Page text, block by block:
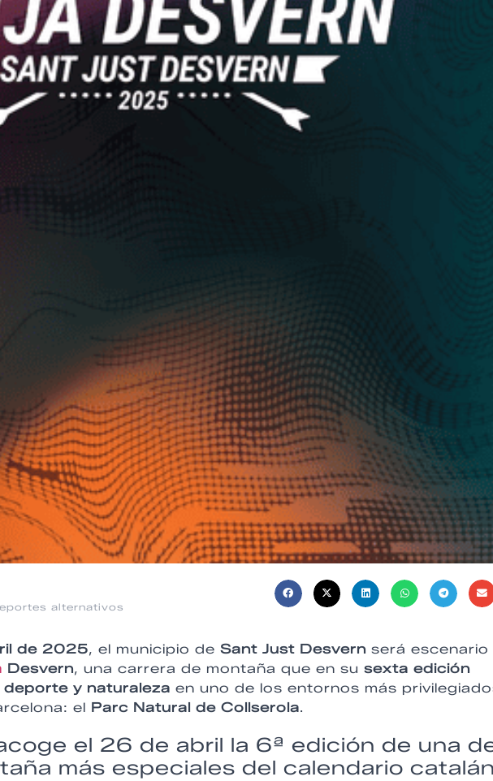
alternativos
de 2025, el municipio de Sant Just Desvern será escenario
Desvern, una carrera de montaña que en su sexta edición
y naturaleza en uno de los entornos más
el Parc Natural de Collserola.
el 26 de abril la 6ª edición de una
más especiales del calendario catalán